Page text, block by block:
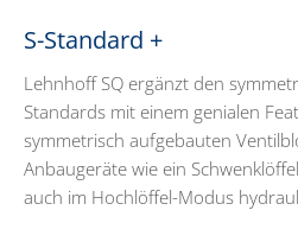
S-Standard +
Lehnhoff SQ ergänzt den
Standards mit einem genialen
symmetrisch aufgebauten
Anbaugeräte wie ein
auch im Hochlöffel-Modus